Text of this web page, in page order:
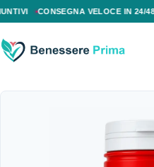
CONSEGNA VELOCE IN 24/48 ORE